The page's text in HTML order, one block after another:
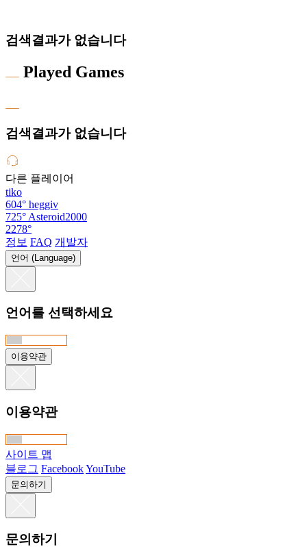
검색결과가 없습니다
Played Games
검색결과가 없습니다
다른 플레이어
tiko
604° heggiv
725° Asteroid2000
2278°
정보 FAQ 개발자
언어 (Language)
언어를 선택하세요
이용약관
이용약관
사이트 맵
블로그 FacebookYouTube
문의하기
문의하기